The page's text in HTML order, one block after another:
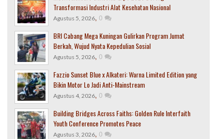
Transformasi Industri Alat Kesehatan Nasional
Agustus 5, 2026, 0
BRI Cabang Mega Kuningan Gulirkan Program Jumat
Berkah, Wujud Nyata Kepedulian Sosial
Agustus 5, 2026, 0
Fazzio Sunset Blue x Alkateri: Warna Limited Edition yang
Bikin Motor Lo Jadi Anti-Mainstream
Agustus 4, 2026, 0
Building Bridges Across Faiths: Golden Rule Interfaith
Youth Conference Promotes Peace
Agustus 3, 2026, 0